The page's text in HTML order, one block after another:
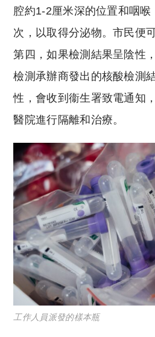
腔約1-2厘米深的位置和咽
次，以取得分泌物。市民便可
第四，如果檢測結果呈陰性
檢測承辦商發出的核酸檢測
性，會收到衞生署致電通知
醫院進行隔離和治療。
工作人員派發的樣本瓶